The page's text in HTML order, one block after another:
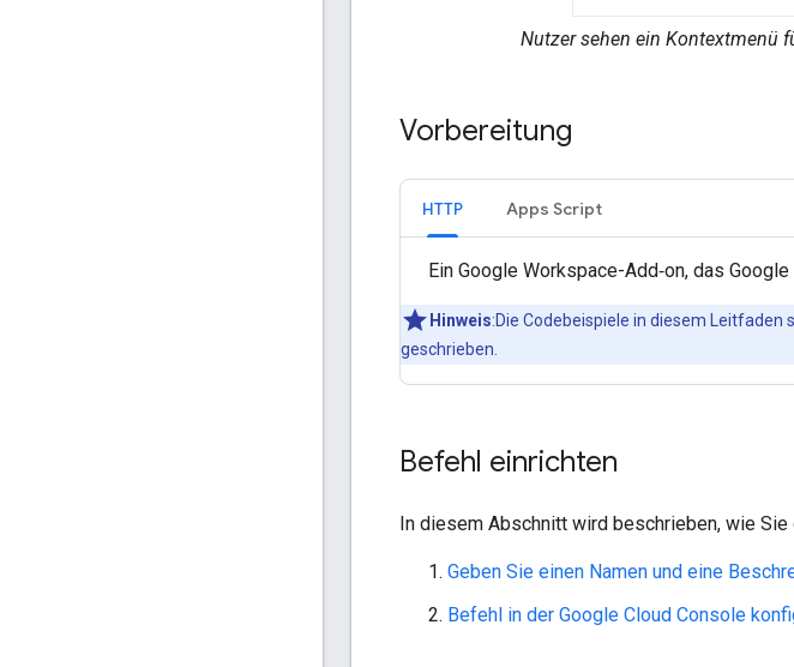
Nutzer sehen ein Kontextmenü
Vorbereitung
HTTP Apps Script
Ein Google Workspace-Add‑on, das
Hinweis:Die Codebeispiele in diesem Leitfaden
geschrieben.
Befehl einrichten
In diesem Abschnitt wird beschrieben, wie
Geben Sie einen Namen und eine
Befehl in der Google Cloud Console